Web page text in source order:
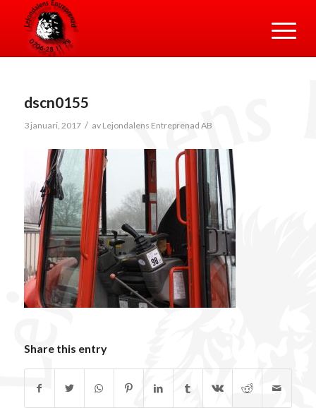
dscn0155
3 januari, 2017 / av Lejondalens Entreprenad AB
Share this entry